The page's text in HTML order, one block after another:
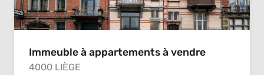
Immeuble à appartements à vendre
4000 LIÈGE